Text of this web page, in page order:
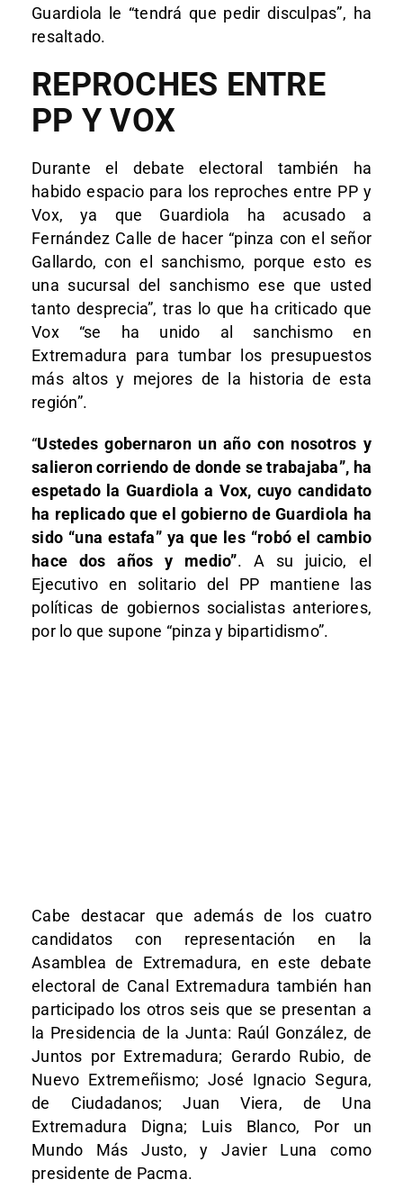
Guardiola le “tendrá que pedir disculpas”, ha
resaltado.
REPROCHES ENTRE
PP Y VOX
Durante el debate electoral también ha
habido espacio para los reproches entre PP y
Vox, ya que Guardiola ha acusado a
Fernández Calle de hacer “pinza con el señor
Gallardo, con el sanchismo, porque esto es
una sucursal del sanchismo ese que usted
tanto desprecia”, tras lo que ha criticado que
Vox “se ha unido al sanchismo en
Extremadura para tumbar los presupuestos
más altos y mejores de la historia de esta
región”.
“Ustedes gobernaron un año con nosotros y
salieron corriendo de donde se trabajaba”, ha
espetado la Guardiola a Vox, cuyo candidato
ha replicado que el gobierno de Guardiola ha
sido “una estafa” ya que les “robó el cambio
hace dos años y medio”. A su juicio, el
Ejecutivo en solitario del PP mantiene las
políticas de gobiernos socialistas anteriores,
por lo que supone “pinza y bipartidismo”.
Cabe destacar que además de los cuatro
candidatos con representación en la
Asamblea de Extremadura, en este debate
electoral de Canal Extremadura también han
participado los otros seis que se presentan a
la Presidencia de la Junta: Raúl González, de
Juntos por Extremadura; Gerardo Rubio, de
Nuevo Extremeñismo; José Ignacio Segura,
de Ciudadanos; Juan Viera, de Una
Extremadura Digna; Luis Blanco, Por un
Mundo Más Justo, y Javier Luna como
presidente de Pacma.